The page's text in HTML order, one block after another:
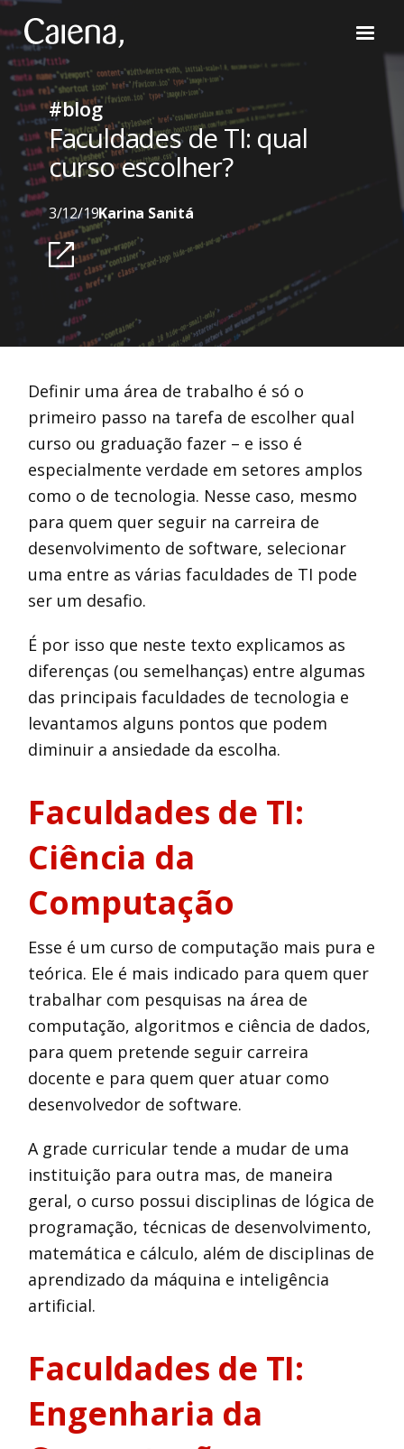
#blog
Faculdades de TI: qual
curso escolher?
3/12/19Karina Sanitá
Definir uma área de trabalho é só o
primeiro passo na tarefa de escolher qual
curso ou graduação fazer – e isso é
especialmente verdade em setores amplos
como o de tecnologia. Nesse caso, mesmo
para quem quer seguir na carreira de
desenvolvimento de software, selecionar
uma entre as várias faculdades de TI pode
ser um desafio.
É por isso que neste texto explicamos as
diferenças (ou semelhanças) entre algumas
das principais faculdades de tecnologia e
levantamos alguns pontos que podem
diminuir a ansiedade da escolha.
Faculdades de TI:
Ciência da
Computação
Esse é um curso de computação mais pura e
teórica. Ele é mais indicado para quem quer
trabalhar com pesquisas na área de
computação, algoritmos e ciência de dados,
para quem pretende seguir carreira
docente e para quem quer atuar como
desenvolvedor de software.
A grade curricular tende a mudar de uma
instituição para outra mas, de maneira
geral, o curso possui disciplinas de lógica de
programação, técnicas de desenvolvimento,
matemática e cálculo, além de disciplinas de
aprendizado da máquina e inteligência
artificial.
Faculdades de TI:
Engenharia da